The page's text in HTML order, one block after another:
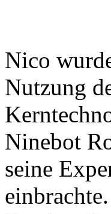
Nico
Nutzung
Ninebot
seine